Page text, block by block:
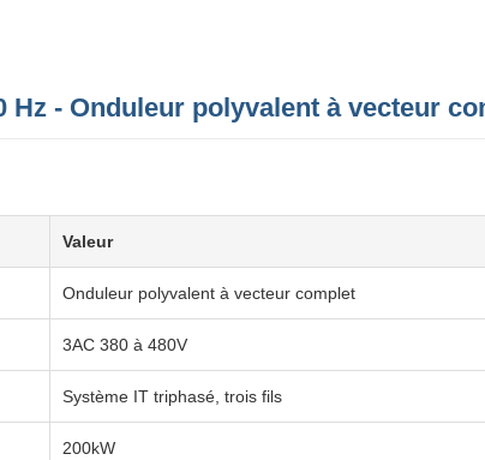
- Onduleur polyvalent à vecteur
Valeur
Onduleur polyvalent à vecteur complet
3AC 380 à 480V
Système IT triphasé, trois fils
200kW